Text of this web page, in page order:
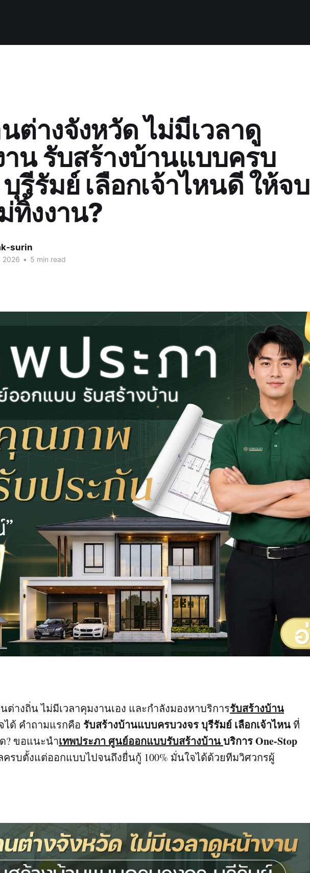
ต่างจังหวัด ไม่มีเวลาดู
น รับสร้างบ้านแบบครบ
บุรีรัมย์ เลือกเจ้าไหนดี ให้จบ
ทิ้งงาน?
surin
2026 • 5 min read
างถิ่น ไม่มีเวลาคุมงานเอง และกำลังมองหาบริการรับสร้างบ้าน
ได้ คำถามแรกคือ รับสร้างบ้านแบบครบวงจร บุรีรัมย์ เลือกเจ้าไหนที่
? ขอแนะนำเทพประภา ศูนย์ออกแบบรับสร้างบ้านบริการ One-Stop
รบตั้งแต่ออกแบบไปจนถึงยื่นกู้ 100% มั่นใจได้ด้วยทีมวิศวกรผู้